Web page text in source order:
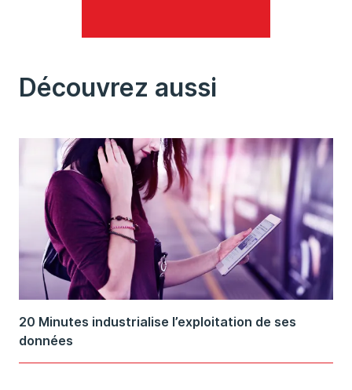
Découvrez aussi
20 Minutes industrialise l’exploitation de ses
données